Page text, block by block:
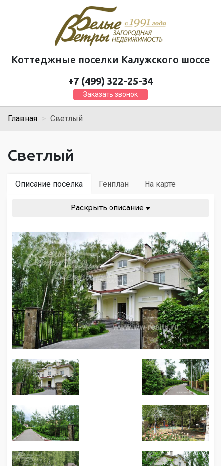
Коттеджные поселки Калужского шоссе
+7 (499) 322-25-34
Заказать звонок
Главная Светлый
Светлый
Описание поселка Генплан На карте
Раскрыть описание